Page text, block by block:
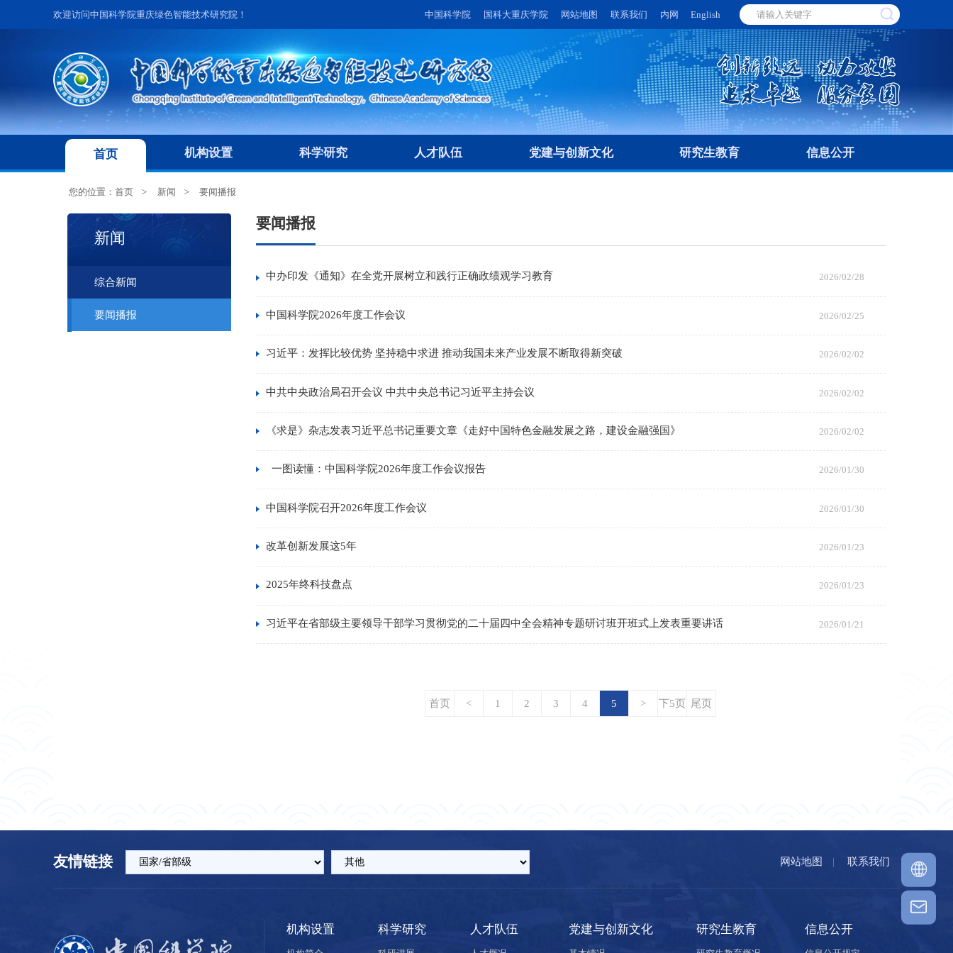
欢迎访问中国科学院重庆绿色智能技术研究院！ 中国科学院 国科大重庆学院 网站地图 联系我们 内网 English
首页 机构设置 科学研究 人才队伍 党建与创新文化 研究生教育 信息公开
您的位置：首页 新闻 要闻播报
新闻
综合新闻
要闻播报
要闻播报
中办印发《通知》在全党开展树立和践行正确政绩观学习教育 2026/02/28
中国科学院2026年度工作会议 2026/02/25
习近平：发挥比较优势 坚持稳中求进 推动我国未来产业发展不断取得新突破 2026/02/02
中共中央政治局召开会议 中共中央总书记习近平主持会议 2026/02/02
《求是》杂志发表习近平总书记重要文章《走好中国特色金融发展之路，建设金融强国》 2026/02/02
一图读懂：中国科学院2026年度工作会议报告 2026/01/30
中国科学院召开2026年度工作会议 2026/01/30
改革创新发展这5年 2026/01/23
2025年终科技盘点 2026/01/23
习近平在省部级主要领导干部学习贯彻党的二十届四中全会精神专题研讨班开班式上发表重要讲话 2026/01/21
首页 < 1 2 3 4 5 > 下5页 尾页
友情链接 网站地图 | 联系我们
机构设置 科学研究 人才队伍 党建与创新文化 研究生教育 信息公开